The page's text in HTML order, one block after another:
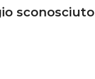
sconosciuto